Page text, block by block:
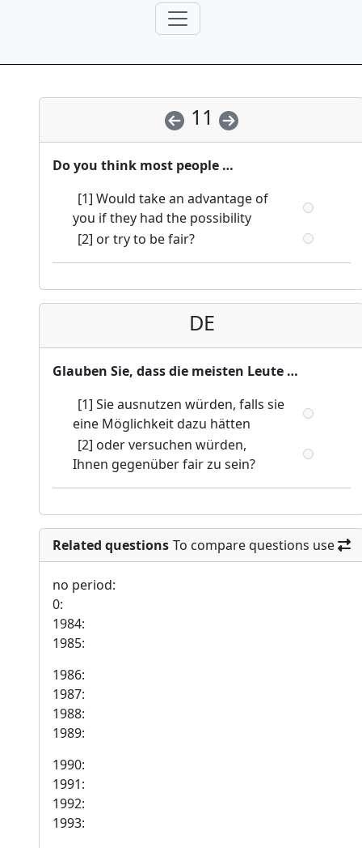
11
Do you think most people …
[1] Would take an advantage of
you if they had the possibility
[2] or try to be fair?
DE
Glauben Sie, dass die meisten Leute …
[1] Sie ausnutzen würden, falls sie
eine Möglichkeit dazu hätten
[2] oder versuchen würden,
Ihnen gegenüber fair zu sein?
Related questions To compare questions use
no period:
0:
1984:
1985:
1986:
1987:
1988:
1989:
1990:
1991:
1992:
1993: